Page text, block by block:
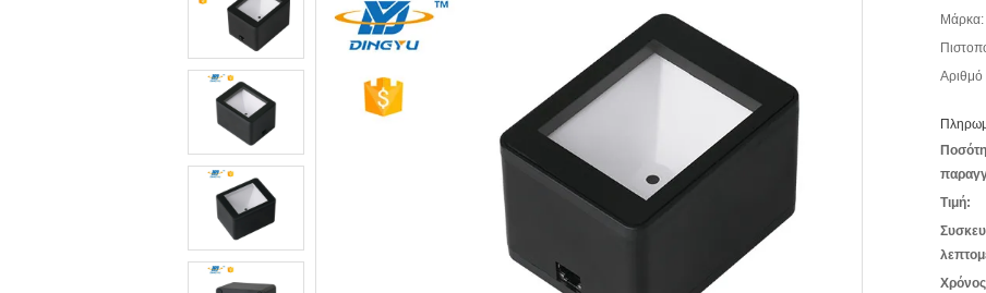
Μάρκα:
Αριθμό
Τιμή: